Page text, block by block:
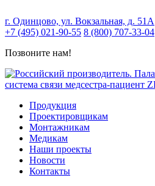
г. Одинцово, ул. Вокзальная, д. 51А
+7 (495) 021-90-55 8 (800) 707-33-04
Позвоните нам!
Продукция
Проектировщикам
Монтажникам
Медикам
Наши проекты
Новости
Контакты